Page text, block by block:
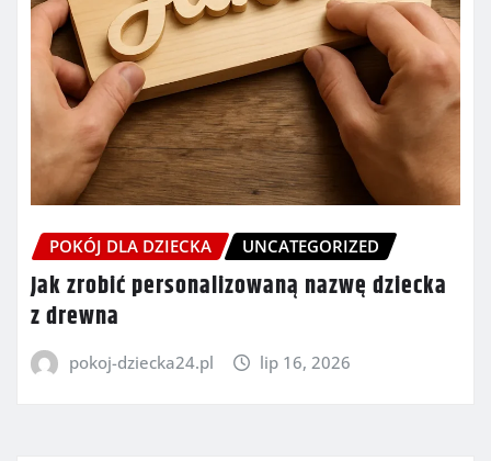
POKÓJ DLA DZIECKA UNCATEGORIZED
Jak zrobić personalizowaną nazwę dziecka
z drewna
pokoj-dziecka24.pl lip 16, 2026